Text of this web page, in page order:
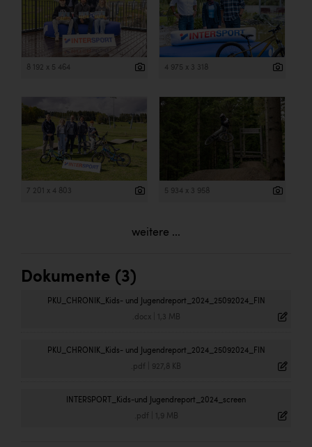
8 192 x 5 464 4 975 x 3 318
7 201 x 4 803 5 934 x 3 958
weitere ...
Dokumente (3)
PKU_CHRONIK_Kids- und Jugendreport_2024_25092024_FIN
.docx| 1,3 MB
PKU_CHRONIK_Kids- und Jugendreport_2024_25092024_FIN
.pdf 927,8 KB
INTERSPORT_Kids-und Jugendreport_2024_screen
.pdf 1,9 MB